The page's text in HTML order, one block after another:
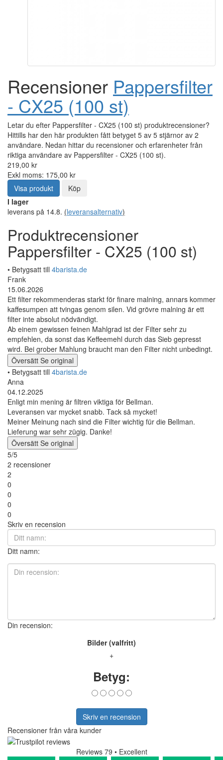
Recensioner Pappersfilter
- CX25 (100 st)
Letar du efter Pappersfilter - CX25 (100 st) produktrecensioner?
Hittills har den här produkten fått betyget 5 av 5 stjärnor av 2
användare. Nedan hittar du recensioner och erfarenheter från
riktiga användare av Pappersfilter - CX25 (100 st).
219,00 kr
Exkl moms: 175,00 kr
Visa produkt
Köp
I lager
leverans på 14.8. (leveransalternativ)
Produktrecensioner
Pappersfilter - CX25 (100 st)
• Betygsatt till 4barista.de
Frank
15.06.2026
Ett filter rekommenderas starkt för finare malning, annars kommer
kaffesumpen att tvingas genom silen. Vid grövre malning är ett
filter inte absolut nödvändigt.
Ab einem gewissen feinen Mahlgrad ist der Filter sehr zu
empfehlen, da sonst das Keffeemehl durch das Sieb gepresst
wird. Bei grober Mahlung braucht man den Filter nicht unbedingt.
Översätt Se original
• Betygsatt till 4barista.de
Anna
04.12.2025
Enligt min mening är filtren viktiga för Bellman.
Leveransen var mycket snabb. Tack så mycket!
Meiner Meinung nach sind die Filter wichtig für die Bellman.
Lieferung war sehr zügig. Danke!
Översätt Se original
5/5
2 recensioner
2
0
0
0
0
Skriv en recension
Ditt namn:
Din recension:
Bilder (valfritt)
+
Betyg:
Skriv en recension
Recensioner från våra kunder
Reviews 79 • Excellent